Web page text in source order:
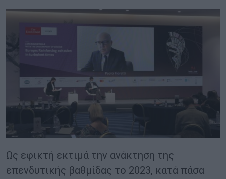
Ως εφικτή εκτιμά την ανάκτηση της
επενδυτικής βαθμίδας το 2023, κατά πάσα